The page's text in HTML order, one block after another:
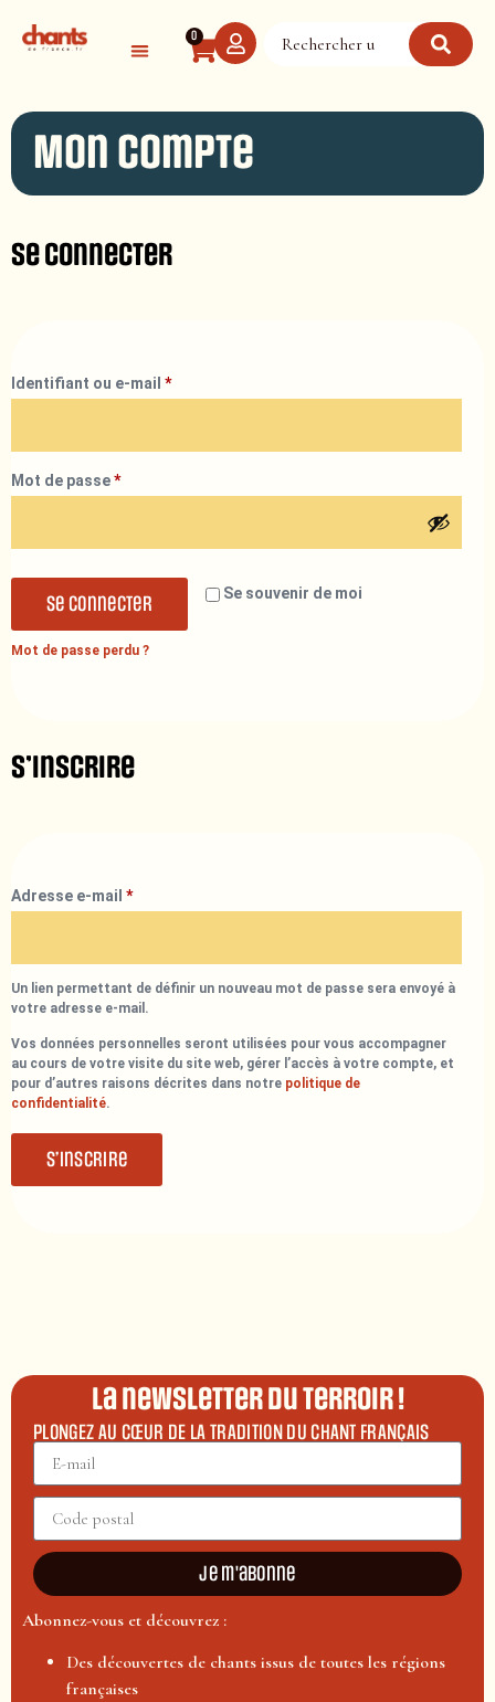
0
Mon compte
Se connecter
Identifiant ou e-mail *
Mot de passe*
Se souvenir de moi
Se connecter
Mot de passe perdu ?
S’inscrire
Adresse e-mail *
Un lien permettant de définir un nouveau mot de passe sera envoyé à
votre adresse e-mail.
Vos données personnelles seront utilisées pour vous accompagner
au cours de votre visite du site web, gérer l’accès à votre compte, et
pour d’autres raisons décrites dans notre politique de
confidentialité.
S’inscrire
La newsletter du terroir !
PLONGEZ AU CŒUR DE LA TRADITION DU CHANT FRANÇAIS
Je m'abonne
Abonnez-vous et découvrez :
Des découvertes de chants issus de toutes les régions
françaises